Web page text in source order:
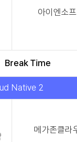
아이엔소
Break Time
Native 2
메가존클라